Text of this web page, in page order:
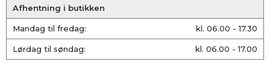
Afhentning i butikken
Mandag til fredag: kl. 06.00 - 17.30
Lørdag til søndag: kl. 06.00 - 17.00